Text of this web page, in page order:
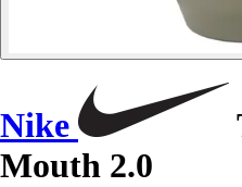
Nike
Mouth 2.0